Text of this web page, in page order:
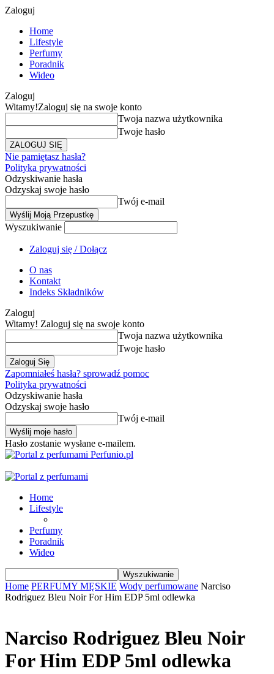
Zaloguj
Home
Lifestyle
Perfumy
Poradnik
Wideo
Zaloguj
Witamy!Zaloguj się na swoje konto
Twoja nazwa użytkownika
Twoje hasło
Nie pamiętasz hasła?
Polityka prywatności
Odzyskiwanie hasła
Odzyskaj swoje hasło
Twój e-mail
Wyszukiwanie
Zaloguj się / Dołącz
O nas
Kontakt
Indeks Składników
Zaloguj
Witamy! Zaloguj się na swoje konto
Twoja nazwa użytkownika
Twoje hasło
Zapomniałeś hasła? sprowadź pomoc
Polityka prywatności
Odzyskiwanie hasła
Odzyskaj swoje hasło
Twój e-mail
Hasło zostanie wysłane e-mailem.
Perfunio.pl
Home
Lifestyle
Perfumy
Poradnik
Wideo
Home PERFUMY MĘSKIE Wody perfumowane Narciso
Rodriguez Bleu Noir For Him EDP 5ml odlewka
Narciso Rodriguez Bleu Noir
For Him EDP 5ml odlewka